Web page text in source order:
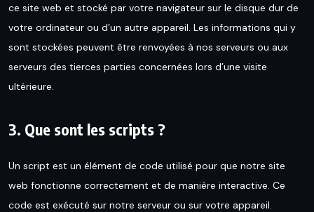
ce site web et stocké par votre navigateur sur le disque dur de
votre ordinateur ou d’un autre appareil. Les informations qui y
sont stockées peuvent être renvoyées à nos serveurs ou aux
serveurs des tierces parties concernées lors d’une visite
ultérieure.
3. Que sont les scripts ?
Un script est un élément de code utilisé pour que notre site
web fonctionne correctement et de manière interactive. Ce
code est exécuté sur notre serveur ou sur votre appareil.